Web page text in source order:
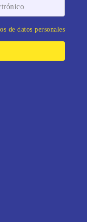
de datos personales